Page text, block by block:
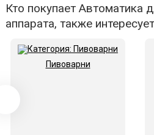
Кто покупает Автоматика
аппарата, также
Пивоварни